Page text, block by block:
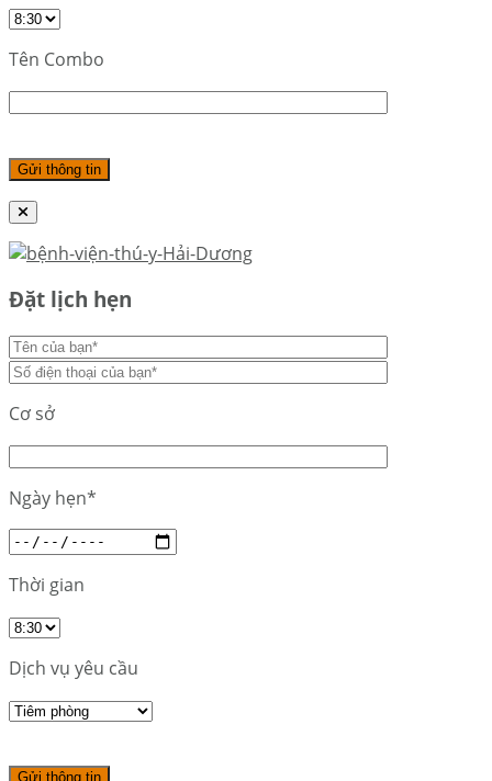
Tên Combo
Đặt lịch hẹn
Cơ sở
Ngày hẹn*
Thời gian
Dịch vụ yêu cầu